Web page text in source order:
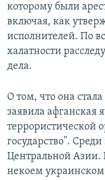
которому были
включая, как
исполнителей. По
халатности
дела.
О том, что она
заявила афганская
террористической
государство".
Центральной Азии.
некоем